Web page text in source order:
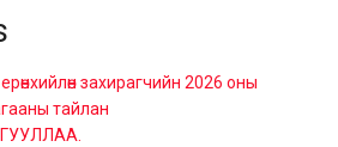
захирагчийн 2026 оны
тайлан